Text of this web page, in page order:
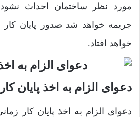
مورد نظر ساختمان احداث
جریمه خواهد شد صدور پایان کار
خواهد افتاد.
دعوای الزام به اخذ پایان کار
دعوای الزام به اخذ پایان کار